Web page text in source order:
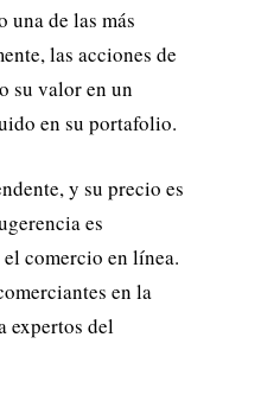
una de las más
las acciones de
su valor en un
en su portafolio.
y su precio es
es
comercio en línea.
en la
expertos del